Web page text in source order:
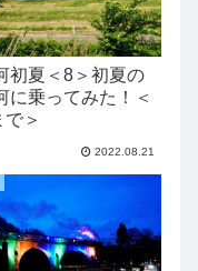
初夏＜8＞初夏の
に乗ってみた！＜
＞
2022.08.21